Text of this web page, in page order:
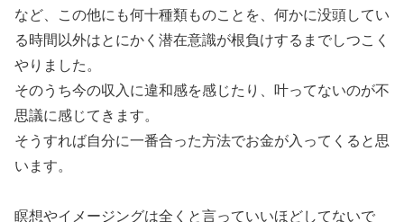
など、この他にも何十種類ものことを、何かに没頭してい
る時間以外はとにかく潜在意識が根負けするまでしつこく
やりました。
そのうち今の収入に違和感を感じたり、叶ってないのが不
思議に感じてきます。
そうすれば自分に一番合った方法でお金が入ってくると思
います。
瞑想やイメージングは全くと言っていいほどしてないで